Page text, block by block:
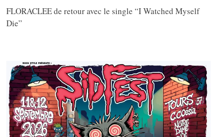
FLORACLEE de retour avec le single “I Watched Myself
Die”